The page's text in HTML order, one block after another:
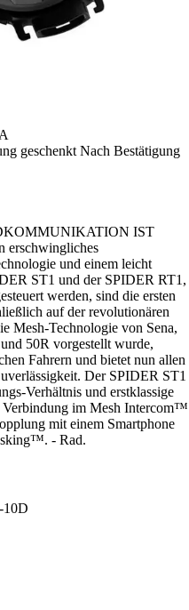
geschenkt Nach Bestätigung
IST
erschwingliches
und einem leicht
ST1 und der SPIDER RT1,
werden, sind die ersten
auf der revolutionären
Mesh-Technologie von Sena,
50R vorgestellt wurde,
Fahrern und bietet nun allen
Der SPIDER ST1
Verhältnis und erstklassige
im Mesh Intercom™
mit einem Smartphone
- Rad.
10D